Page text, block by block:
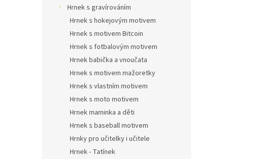
Hrnek s gravírováním
Hrnek s hokejovým motivem
Hrnek s motivem Bitcoin
Hrnek s fotbalovým motivem
Hrnek babička a vnoučata
Hrnek s motivem mažoretky
Hrnek s vlastním motivem
Hrnek s moto motivem
Hrnek maminka a děti
Hrnek s baseball motivem
Hrnky pro učitelky i učitele
Hrnek - Tatínek